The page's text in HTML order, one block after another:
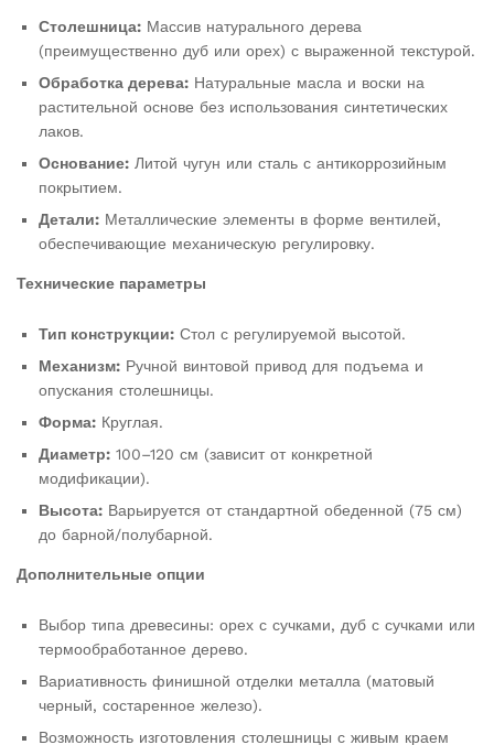
Столешница: Массив натурального дерева
(преимущественно дуб или орех) с выраженной текстурой.
Обработка дерева: Натуральные масла и воски на
растительной основе без использования синтетических
лаков.
Основание: Литой чугун или сталь с антикоррозийным
покрытием.
Детали: Металлические элементы в форме вентилей,
обеспечивающие механическую регулировку.
Технические параметры
Тип конструкции: Стол с регулируемой высотой.
Механизм: Ручной винтовой привод для подъема и
опускания столешницы.
Форма: Круглая.
Диаметр: 100–120 см (зависит от конкретной
модификации).
Высота: Варьируется от стандартной обеденной (75 см)
до барной/полубарной.
Дополнительные опции
Выбор типа древесины: орех с сучками, дуб с сучками или
термообработанное дерево.
Вариативность финишной отделки металла (матовый
черный, состаренное железо).
Возможность изготовления столешницы с живым краем